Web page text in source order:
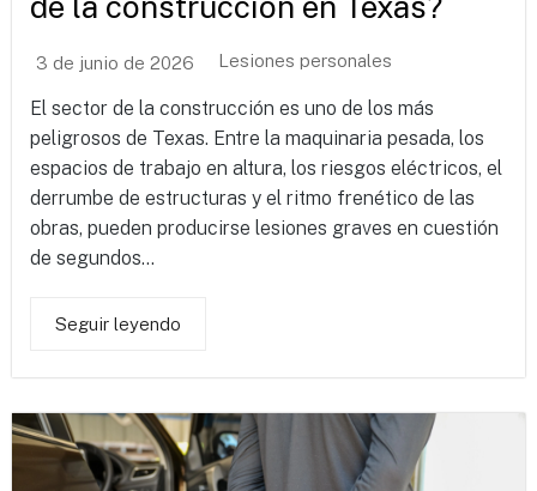
3 de junio de 2026 Lesiones personales
El sector de la construcción es uno de los más
peligrosos de Texas. Entre la maquinaria pesada, los
espacios de trabajo en altura, los riesgos eléctricos, el
derrumbe de estructuras y el ritmo frenético de las
obras, pueden producirse lesiones graves en cuestión
de segundos...
Seguir leyendo